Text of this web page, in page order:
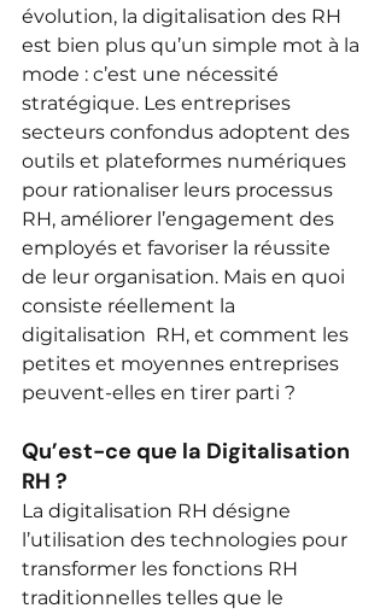
évolution, la digitalisation des RH
est bien plus qu’un simple mot à la
mode : c’est une nécessité
stratégique. Les entreprises
secteurs confondus adoptent des
outils et plateformes numériques
pour rationaliser leurs processus
RH, améliorer l’engagement des
employés et favoriser la réussite
de leur organisation. Mais en quoi
consiste réellement la
digitalisation  RH, et comment les
petites et moyennes entreprises
peuvent-elles en tirer parti ?
Qu’est-ce que la Digitalisation
RH ?
La digitalisation RH désigne
l’utilisation des technologies pour
transformer les fonctions RH
traditionnelles telles que le